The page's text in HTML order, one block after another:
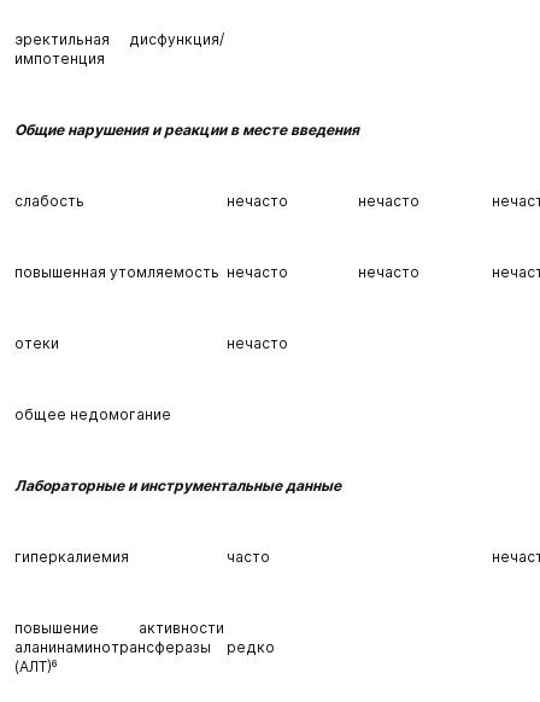
эректильная дисфункция/
импотенция
Общие нарушения и реакции в месте введения
слабость нечасто нечасто
повышенная утомляемость нечасто нечасто
отеки нечасто
общее недомогание
Лабораторные и инструментальные данные
гиперкалиемия часто
повышение активности
аланинаминотрансферазы
(АЛТ)⁶
редко